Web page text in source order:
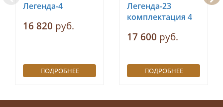
Легенда-4
16 820 руб.
ПОДРОБНЕЕ
Легенда-23
комплектация 4
17 600 руб.
ПОДРОБНЕЕ